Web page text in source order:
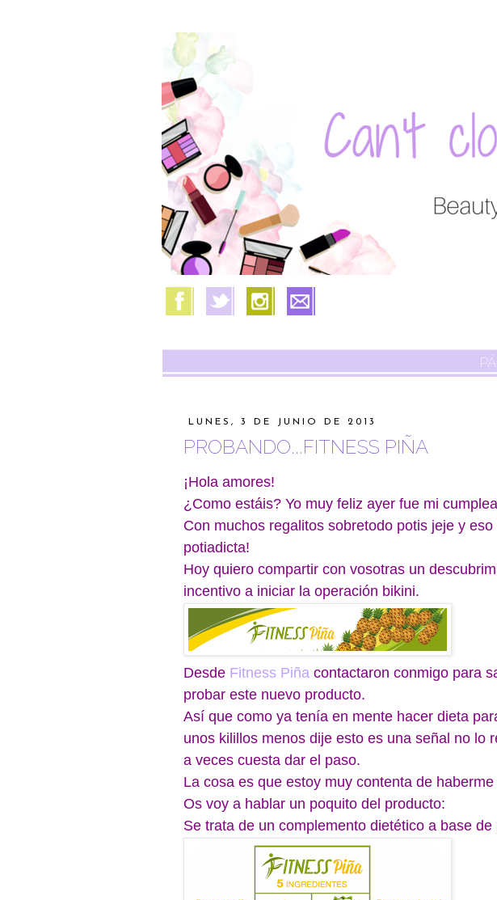
LUNES, 3 DE JUNIO DE 2013
PROBANDO...FITNESS PIÑA
¡Hola amores!
¿Como estáis? Yo muy feliz ayer fue mi
Con muchos regalitos sobretodo potis jeje y
potiadicta!
Hoy quiero compartir con vosotras un
incentivo a iniciar la operación bikini.
Desde Fitness Piña contactaron conmigo para
probar este nuevo producto.
Así que como ya tenía en mente hacer dieta
unos kilillos menos dije esto es una señal no lo
a veces cuesta dar el paso.
La cosa es que estoy muy contenta de
Os voy a hablar un poquito del producto:
Se trata de un complemento dietético a base